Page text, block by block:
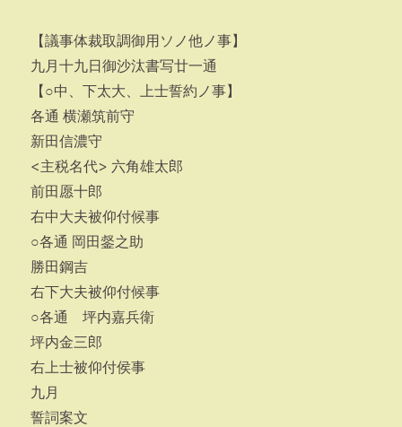
【議事体裁取調御用ソノ他ノ事】
九月十九日御沙汰書写廿一通
【○中、下太大、上士誓約ノ事】
各通 横瀬筑前守
新田信濃守
<主税名代> 六角雄太郎
前田愿十郎
右中大夫被仰付候事
○各通 岡田錖之助
勝田鋼吉
右下大夫被仰付候事
○各通 坪内嘉兵衛
坪内金三郎
右上士被仰付侯事
九月
誓詞案文